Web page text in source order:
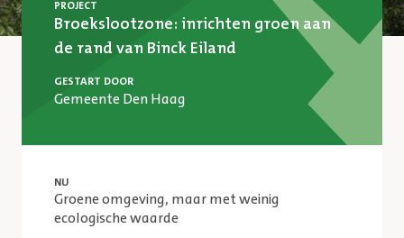
PROJECT
Broekslootzone: inrichten groen aan
de rand van Binck Eiland
GESTART DOOR
Gemeente Den Haag
NU
Groene omgeving, maar met weinig
ecologische waarde